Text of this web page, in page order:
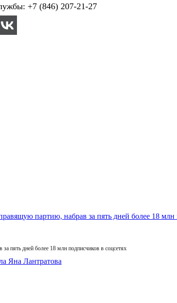
+7 (846) 207-21-27
пять дней более 18 млн подписчиков в соцсетях